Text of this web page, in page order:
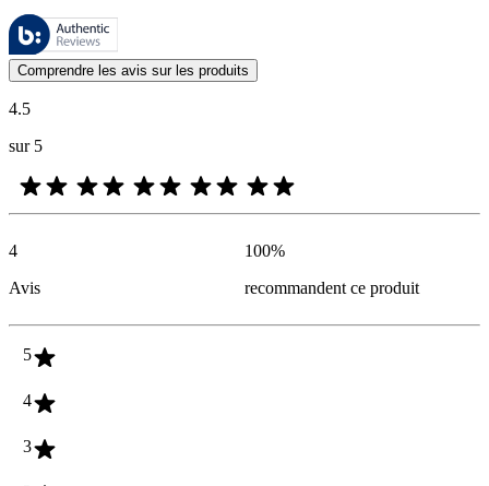
Ces évaluations sont gérées par Bazaarvoice et sont conformes à la
Les avis des clients exprimés sous forme d'évaluations de produits
Comprendre les avis sur les produits
4.5
sur 5
4
Avis
100%
recommandent ce produit
5
4
3